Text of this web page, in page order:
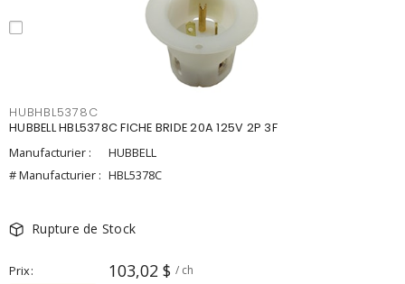
HUBHBL5378C
HUBBELL HBL5378C FICHE BRIDE 20A 125V 2P 3F
Manufacturier :
HUBBELL
# Manufacturier : HBL5378C
Rupture de Stock
Prix 103,02 $ / ch